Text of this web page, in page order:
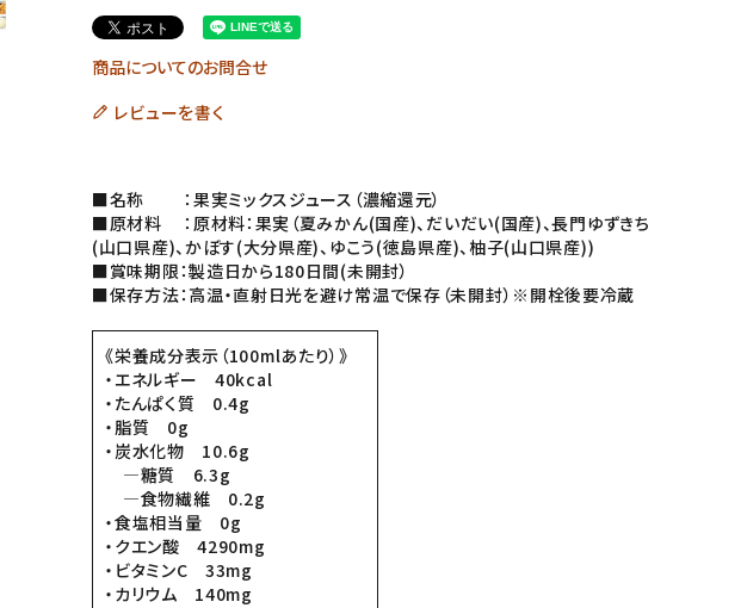
商品についてのお問合せ
レビューを書く
■名称 ：果実ミックスジュース（濃縮還元）
■原材料 ：原材料：果実（夏みかん(国産)、だいだい(国産)、長門ゆずきち
(山口県産)、かぼす(大分県産)、ゆこう(徳島県産)、柚子(山口県産))
■賞味期限：製造日から180日間(未開封）
■保存方法：高温・直射日光を避け常温で保存（未開封）※開栓後要冷蔵
《栄養成分表示（100mlあたり）》
・エネルギー 40kcal
・たんぱく質 0.4g
・脂質 0g
・炭水化物 10.6g
―糖質 6.3g
―食物繊維 0.2g
・食塩相当量 0g
・クエン酸 4290mg
・ビタミンC 33mg
・カリウム 140mg